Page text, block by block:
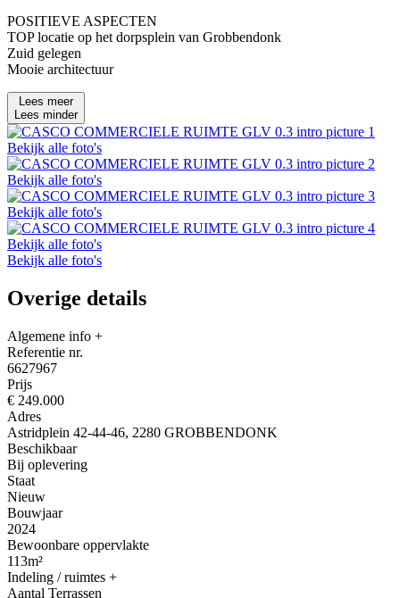
POSITIEVE ASPECTEN
TOP locatie op het dorpsplein van Grobbendonk
Zuid gelegen
Mooie architectuur
Lees meer
Lees minder
Bekijk alle foto's
Bekijk alle foto's
Bekijk alle foto's
Bekijk alle foto's
Bekijk alle foto's
Overige details
Algemene info +
Referentie nr.
6627967
Prijs
€ 249.000
Adres
Astridplein 42-44-46, 2280 GROBBENDONK
Beschikbaar
Bij oplevering
Staat
Nieuw
Bouwjaar
2024
Bewoonbare oppervlakte
113m²
Indeling / ruimtes +
Aantal Terrassen